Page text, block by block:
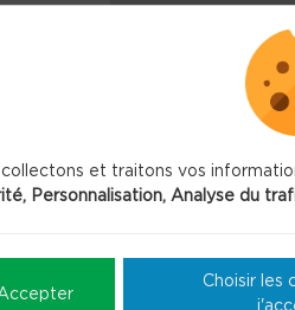
Newsletter
collectons et traitons vos
Personnalisation, Analyse du
Choisir les